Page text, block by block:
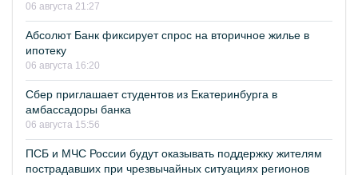
06 августа 21:27
Абсолют Банк фиксирует спрос на вторичное жилье в
ипотеку
06 августа 16:20
Сбер приглашает студентов из Екатеринбурга в
амбассадоры банка
06 августа 15:56
ПСБ и МЧС России будут оказывать поддержку жителям
пострадавших при чрезвычайных ситуациях регионов